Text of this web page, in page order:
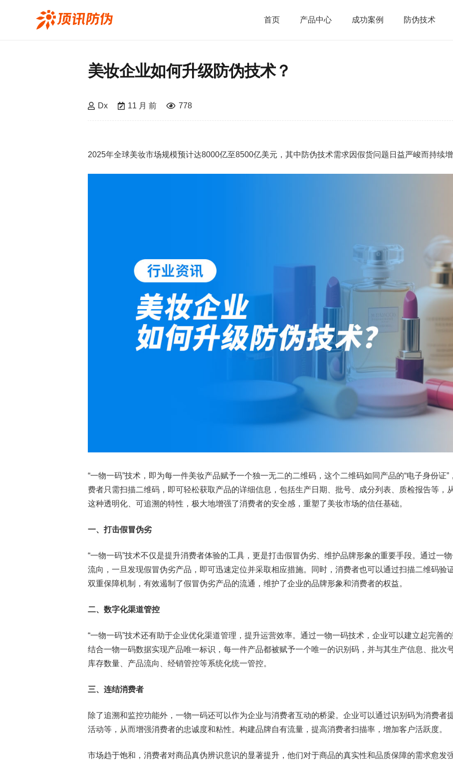
首页 产品中心 成功案例 防伪技术
美妆企业如何升级防伪技术？
Dx 11 月 前 778
2025年全球美妆市场规模预计达8000亿至8500亿美元，其中防伪技术需求因假货问题日益严峻而持续增
“一物一码”技术，即为每一件美妆产品赋予一个独一无二的二维码，这个二维码如同产品的“电子身份证
费者只需扫描二维码，即可轻松获取产品的详细信息，包括生产日期、批号、成分列表、质检报告等，
这种透明化、可追溯的特性，极大地增强了消费者的安全感，重塑了美妆市场的信任基础。
一、打击假冒伪劣
“一物一码”技术不仅是提升消费者体验的工具，更是打击假冒伪劣、维护品牌形象的重要手段。通过一
流向，一旦发现假冒伪劣产品，即可迅速定位并采取相应措施。同时，消费者也可以通过扫描二维码验
双重保障机制，有效遏制了假冒伪劣产品的流通，维护了企业的品牌形象和消费者的权益。
二、数字化渠道管控
“一物一码”技术还有助于企业优化渠道管理，提升运营效率。通过一物一码技术，企业可以建立起完善
结合一物一码数据实现产品唯一标识，每一件产品都被赋予一个唯一的识别码，并与其生产信息、批次
库存数量、产品流向、经销管控等系统化统一管控。
三、连结消费者
除了追溯和监控功能外，一物一码还可以作为企业与消费者互动的桥梁。企业可以通过识别码为消费者
活动等，从而增强消费者的忠诚度和粘性。构建品牌自有流量，提高消费者扫描率，增加客户活跃度。
市场趋于饱和，消费者对商品真伪辨识意识的显著提升，他们对于商品的真实性和品质保障的需求愈发